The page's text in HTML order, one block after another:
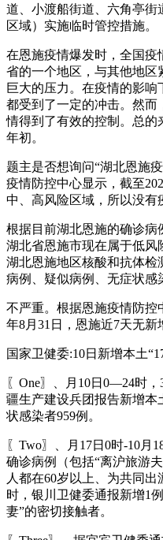
道、小渡船街道、六角亭街
区域）实施临时管控措施。
在恩施疫情爆发时，全国
省的一个地区，与其他地
巨大的压力。在疫情的影
都受到了一定的冲击。然而
情得到了有效的控制。总的
年初。
题主是否想询问“湖北恩施
疫情防控中心显示，截至
中、高风险区域，所以没有
根据目前湖北恩施的确诊病
湖北省恩施市现在属于低
湖北恩施地区核酸和抗体
病例、疑似病例、无症状感
不严重。根据恩施疫情防控
年8月31日，恩施近7天无新
国家卫健委:10日新增本土
〖One〗、月10日0—24时
疆生产建设兵团报告新增本
状感染者959例。
〖Two〗、月17日0时-10月
确诊病例（包括“离沪旅游
人都在60岁以上、为共同
时，银川卫健委通报新增1
妻”的密切接触者。